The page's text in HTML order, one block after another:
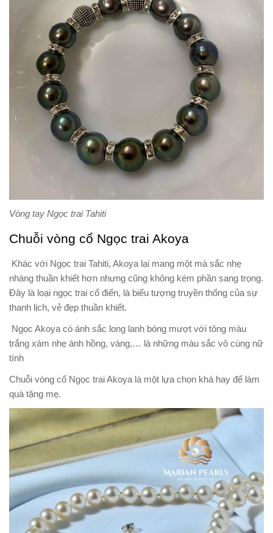
Vòng tay Ngọc trai Tahiti
Chuỗi vòng cổ Ngọc trai Akoya
Khác với Ngọc trai Tahiti, Akoya lại mang một mà sắc nhẹ
nhàng thuần khiết hơn nhưng cũng không kém phần sang trọng.
Đây là loại ngọc trai cổ điển, là biểu tượng truyền thống của sự
thanh lịch, vẻ đẹp thuần khiết.
Ngọc Akoya có ánh sắc long lanh bóng mượt với tông màu
trắng xám nhẹ ánh hồng, vàng,… là những màu sắc vô cùng nữ
tính
Chuỗi vòng cổ Ngọc trai Akoya là một lựa chọn khá hay để làm
quà tặng mẹ.